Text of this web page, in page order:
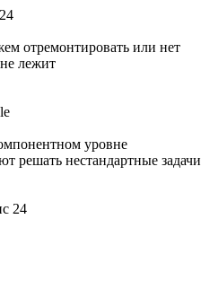
отремонтировать или нет
лежит
уровне
решать нестандартные задачи